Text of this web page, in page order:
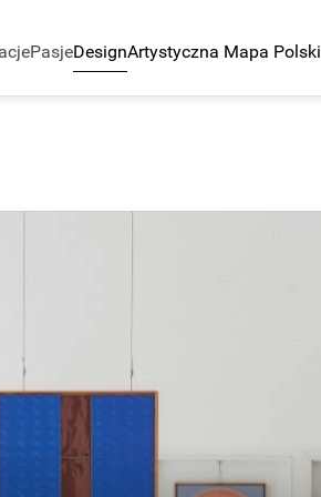
PasjeDesignArtystyczna Mapa Polski